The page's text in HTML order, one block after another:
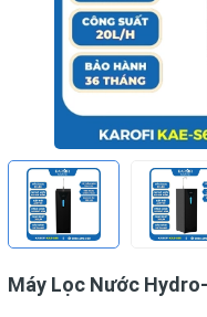
Máy Lọc Nước